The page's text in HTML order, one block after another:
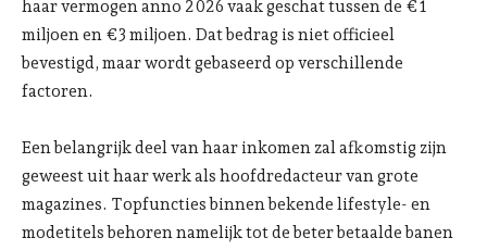
haar vermogen anno 2026 vaak geschat tussen de €1
miljoen en €3 miljoen. Dat bedrag is niet officieel
bevestigd, maar wordt gebaseerd op verschillende
factoren.
Een belangrijk deel van haar inkomen zal afkomstig zijn
geweest uit haar werk als hoofdredacteur van grote
magazines. Topfuncties binnen bekende lifestyle- en
modetitels behoren namelijk tot de beter betaalde banen